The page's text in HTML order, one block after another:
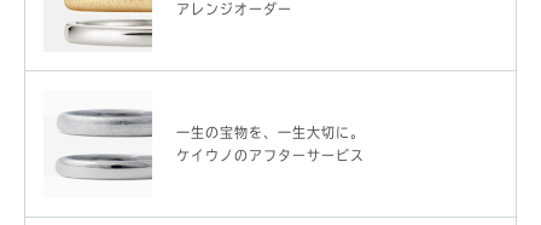
アレンジオーダー
一生の宝物を、一生大切に。
ケイウノのアフターサービス